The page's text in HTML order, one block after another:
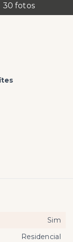
30 fotos
Sim
Residencial